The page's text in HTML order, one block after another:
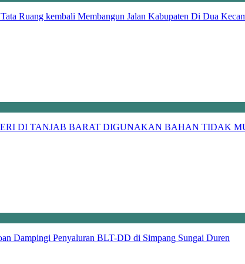
Ruang kembali Membangun Jalan Kabupaten Di Dua
DI TANJAB BARAT DIGUNAKAN BAHAN TIDAK
Dampingi Penyaluran BLT-DD di Simpang Sungai Duren